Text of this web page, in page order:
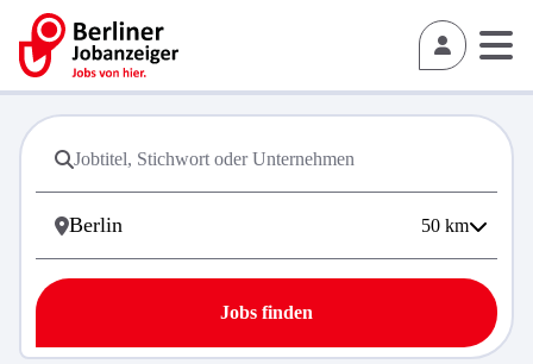
50 km
Jobs finden